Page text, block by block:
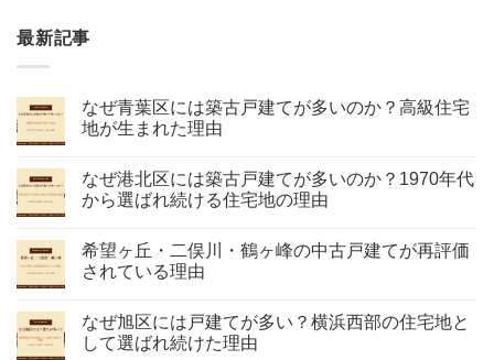
最新記事
なぜ青葉区には築古戸建てが多いのか？高級住宅
地が生まれた理由
なぜ港北区には築古戸建てが多いのか？1970年代
から選ばれ続ける住宅地の理由
希望ヶ丘・二俣川・鶴ヶ峰の中古戸建てが再評価
されている理由
なぜ旭区には戸建てが多い？横浜西部の住宅地と
して選ばれ続けた理由